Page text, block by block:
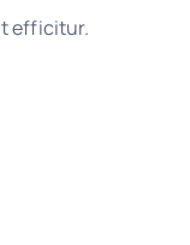
efficitur.